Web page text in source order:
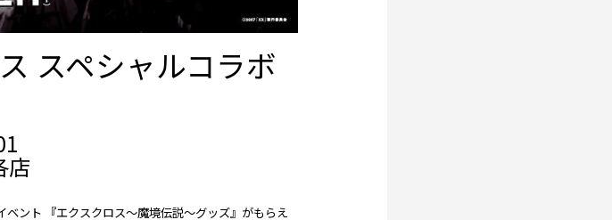
スペシャルコラボ
店
ント 『エクスクロス～魔境伝説～グッズ』がもらえ